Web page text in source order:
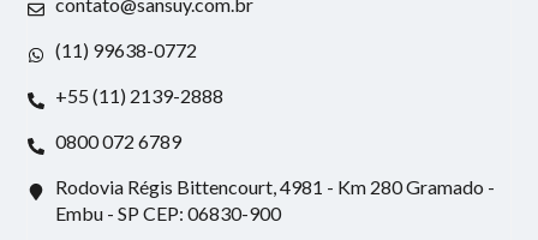
(11) 99638-0772
+55 (11) 2139-2888
0800 072 6789
Rodovia Régis Bittencourt, 4981 - Km 280 Gramado -
Embu - SP CEP: 06830-900